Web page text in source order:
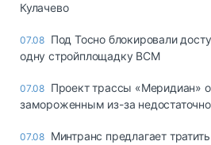
Кулачево
07.08 Под Тосно блокировали
одну стройплощадку ВСМ
07.08 Проект трассы «Меридиан»
замороженным из-за
07.08 Минтранс предлагает